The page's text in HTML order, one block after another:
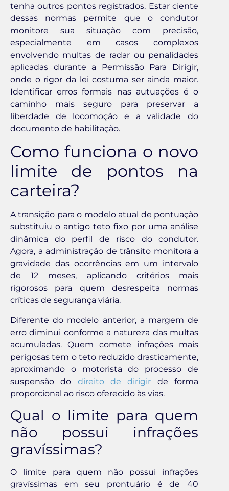
tenha outros pontos registrados. Estar ciente
dessas normas permite que o condutor
monitore sua situação com precisão,
especialmente em casos complexos
envolvendo multas de radar ou penalidades
aplicadas durante a Permissão Para Dirigir,
onde o rigor da lei costuma ser ainda maior.
Identificar erros formais nas autuações é o
caminho mais seguro para preservar a
liberdade de locomoção e a validade do
documento de habilitação.
Como funciona o novo
limite de pontos na
carteira?
A transição para o modelo atual de pontuação
substituiu o antigo teto fixo por uma análise
dinâmica do perfil de risco do condutor.
Agora, a administração de trânsito monitora a
gravidade das ocorrências em um intervalo
de 12 meses, aplicando critérios mais
rigorosos para quem desrespeita normas
críticas de segurança viária.
Diferente do modelo anterior, a margem de
erro diminui conforme a natureza das multas
acumuladas. Quem comete infrações mais
perigosas tem o teto reduzido drasticamente,
aproximando o motorista do processo de
suspensão do direito de dirigir de forma
proporcional ao risco oferecido às vias.
Qual o limite para quem
não possui infrações
gravíssimas?
O limite para quem não possui infrações
gravíssimas em seu prontuário é de 40